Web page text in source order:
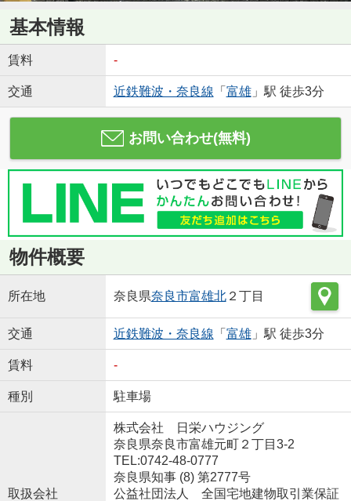
基本情報
賃料 -
交通 近鉄難波・奈良線 「 富雄」駅 徒歩3分
お問い合わせ(無料)
物件概要
所在地 奈良県奈良市富雄北２丁目
交通 近鉄難波・奈良線 「 富雄」駅 徒歩3分
賃料 -
種別 駐車場
取扱会社
株式会社 日栄ハウジング
奈良県奈良市富雄元町２丁目3-2
TEL:0742-48-0777
奈良県知事 (8) 第2777号
公益社団法人 全国宅地建物取引業保証